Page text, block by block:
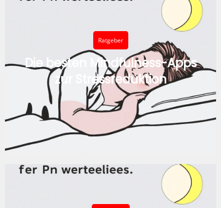
Ratgeber
Die besten Mindfulness-Apps
zur Stressreduktion